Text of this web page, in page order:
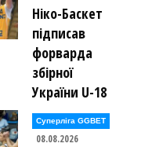
(СДЮСШОР-5-ДВУФК
Буняк (РІВНЕНЩИНА-
(ЧЕМПІОН (Гола
Ніко-Баскет
підписав
форварда
збірної
України U-18
Суперліга GGBET
08.08.2026